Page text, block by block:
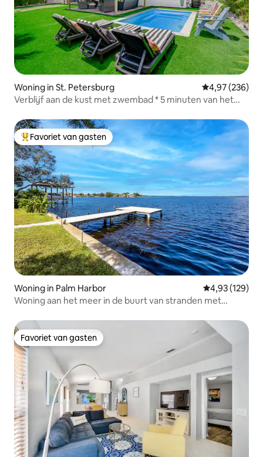
Woning in St. Petersburg Gemiddelde
4,97 (236)
Verblijf aan de kust met zwembad * 5 minuten van het
Topfavoriet van gasten
Favoriet van gasten
Woning in Palm Harbor Gemiddelde
4,93 (129)
Woning aan het meer in de buurt van stranden met
Favoriet van gasten
Favoriet van gasten